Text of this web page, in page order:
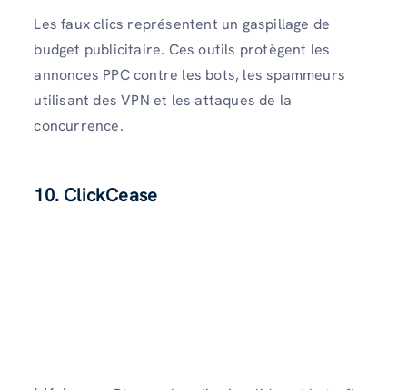
Les faux clics représentent un gaspillage de
budget publicitaire. Ces outils protègent les
annonces PPC contre les bots, les spammeurs
utilisant des VPN et les attaques de la
concurrence.
10. ClickCease